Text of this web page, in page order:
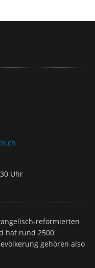
Uhr
reformierten
hat rund 2500
gehören also